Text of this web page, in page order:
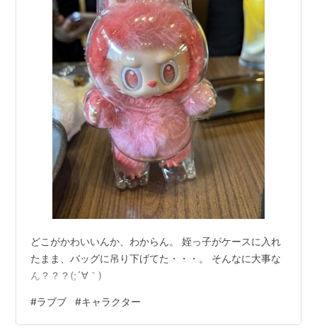
どこがかわいいんか、わからん。 姪っ子がケースに入れ
たまま、バッグに吊り下げてた・・・。 そんなに大事な
ん？？？(;´∀｀)
#ラブブ #キャラクター